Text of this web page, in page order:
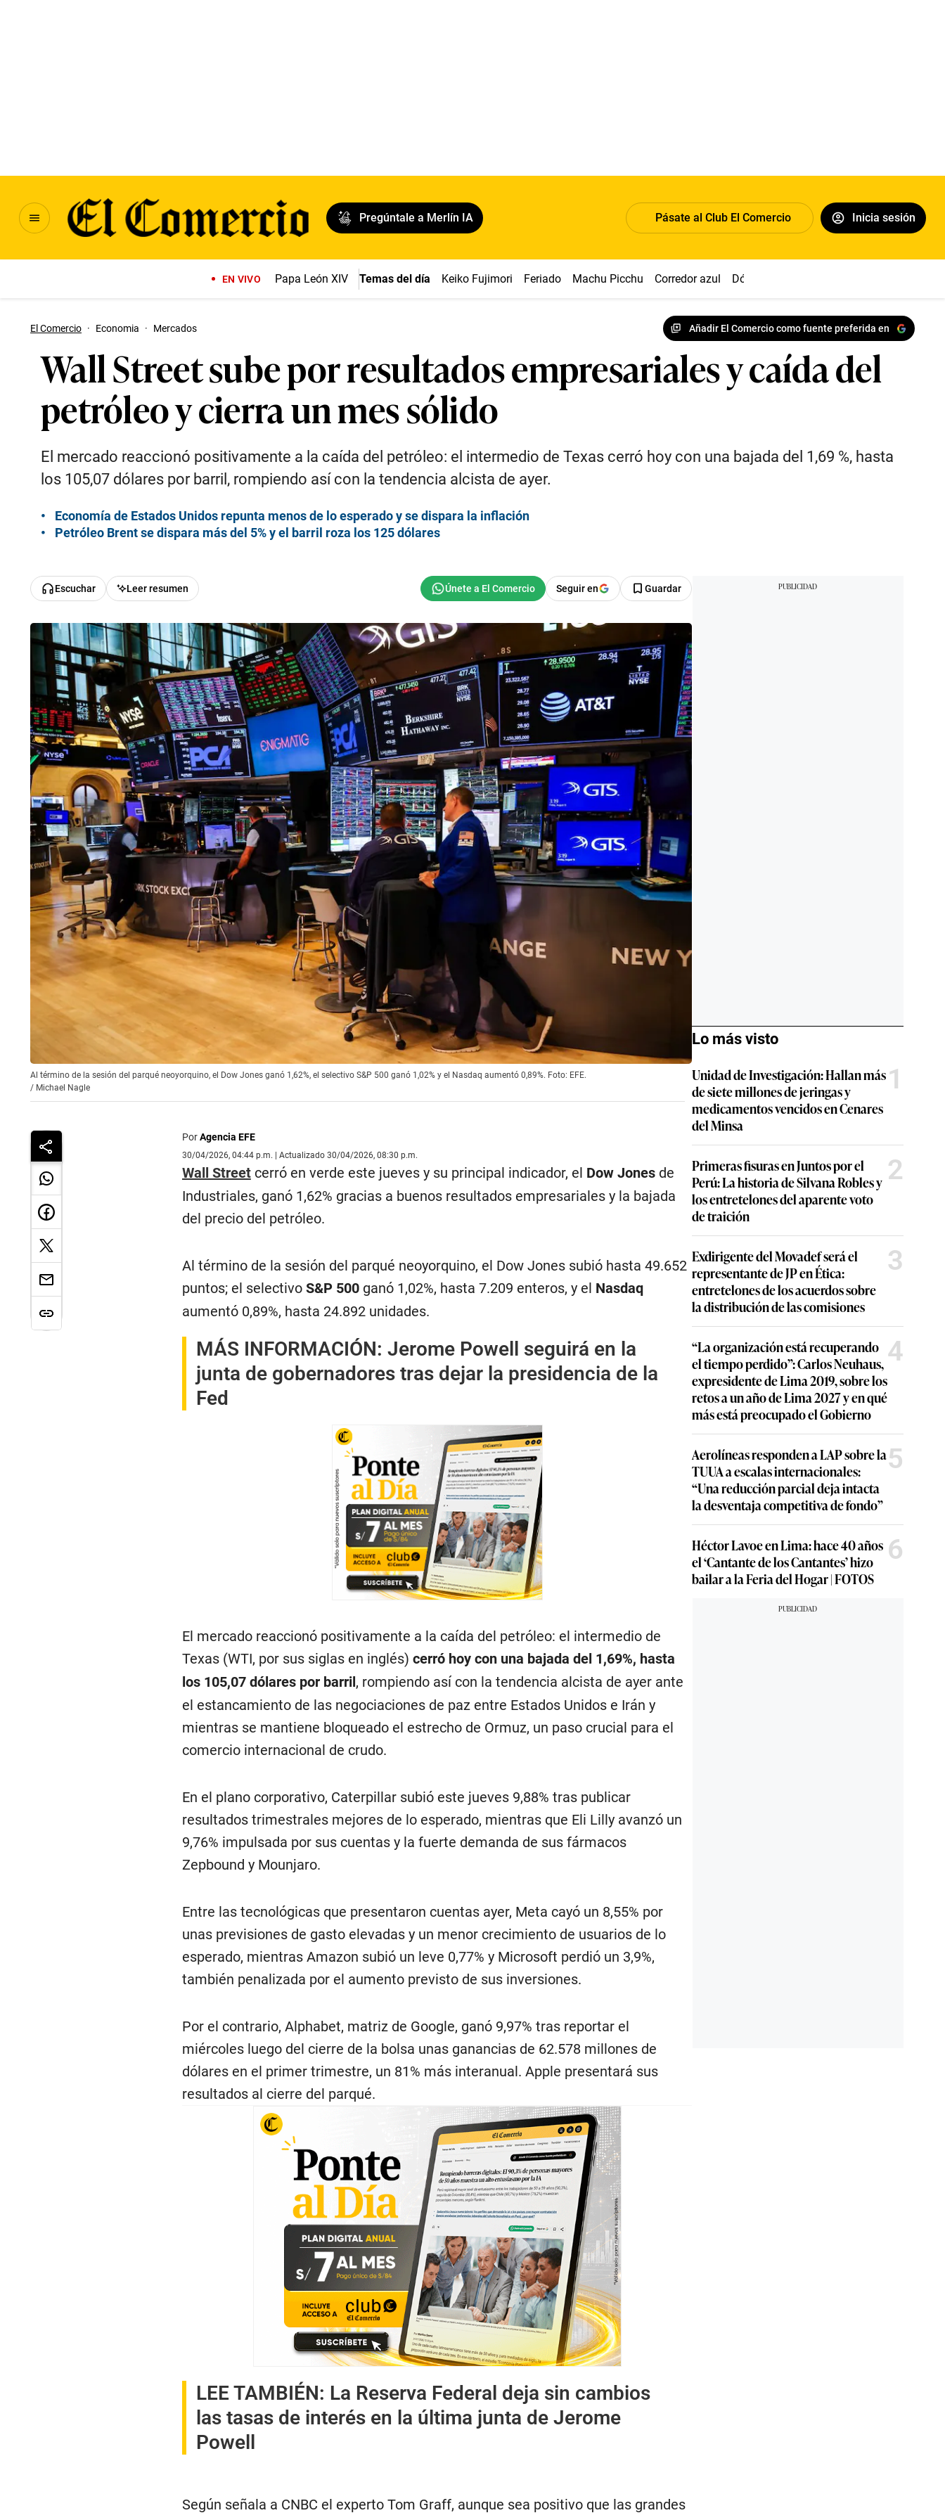
Pregúntale a Merlín IA Pásate al Club El Comercio Inicia sesión
EN VIVO Papa León XIV Temas del día Keiko Fujimori Feriado Machu Picchu Corredor azul Dólar
El Comercio · Economia · Mercados Añadir El Comercio como fuente preferida en
Wall Street sube por resultados empresariales y caída del
petróleo y cierra un mes sólido
El mercado reaccionó positivamente a la caída del petróleo: el intermedio de Texas cerró hoy con una bajada del 1,69 %, hasta
los 105,07 dólares por barril, rompiendo así con la tendencia alcista de ayer.
Economía de Estados Unidos repunta menos de lo esperado y se dispara la inflación
Petróleo Brent se dispara más del 5% y el barril roza los 125 dólares
Escuchar Leer resumen Seguir en Guardar
Al término de la sesión del parqué neoyorquino, el Dow Jones ganó 1,62%, el selectivo S&P 500 ganó 1,02% y el Nasdaq aumentó 0,89%. Foto: EFE.
/ Michael Nagle
PorAgencia EFE
30/04/2026, 04:44 p.m. | Actualizado 30/04/2026, 08:30 p.m.
Wall Streetcerró en verde este jueves y su principal indicador, el Dow Jonesde
Industriales, ganó 1,62% gracias a buenos resultados empresariales y la bajada
del precio del petróleo.
Al término de la sesión del parqué neoyorquino, el Dow Jones subió hasta 49.652
puntos; el selectivo S&P 500ganó 1,02%, hasta 7.209 enteros, y el Nasdaq
aumentó 0,89%, hasta 24.892 unidades.
MÁS INFORMACIÓN: Jerome Powell seguirá en la
junta de gobernadores tras dejar la presidencia de la
Fed
El mercado reaccionó positivamente a la caída del petróleo: el intermedio de
Texas (WTI, por sus siglas en inglés) cerró hoy con una bajada del 1,69%, hasta
los 105,07 dólares por barril, rompiendo así con la tendencia alcista de ayer ante
el estancamiento de las negociaciones de paz entre Estados Unidos e Irán y
mientras se mantiene bloqueado el estrecho de Ormuz, un paso crucial para el
comercio internacional de crudo.
En el plano corporativo, Caterpillar subió este jueves 9,88% tras publicar
resultados trimestrales mejores de lo esperado, mientras que Eli Lilly avanzó un
9,76% impulsada por sus cuentas y la fuerte demanda de sus fármacos
Zepbound y Mounjaro.
Entre las tecnológicas que presentaron cuentas ayer, Meta cayó un 8,55% por
unas previsiones de gasto elevadas y un menor crecimiento de usuarios de lo
esperado, mientras Amazon subió un leve 0,77% y Microsoft perdió un 3,9%,
también penalizada por el aumento previsto de sus inversiones.
Por el contrario, Alphabet, matriz de Google, ganó 9,97% tras reportar el
miércoles luego del cierre de la bolsa unas ganancias de 62.578 millones de
dólares en el primer trimestre, un 81% más interanual. Apple presentará sus
resultados al cierre del parqué.
LEE TAMBIÉN: La Reserva Federal deja sin cambios
las tasas de interés en la última junta de Jerome
Powell
Según señala a CNBC el experto Tom Graff, aunque sea positivo que las grandes
Lo más visto
Unidad de Investigación: Hallan más
de siete millones de jeringas y
medicamentos vencidos en Cenares
del Minsa
1
Primeras fisuras en Juntos por el
Perú: La historia de Silvana Robles y
los entretelones del aparente voto
de traición
2
Exdirigente del Movadef será el
representante de JP en Ética:
entretelones de los acuerdos sobre
la distribución de las comisiones
3
“La organización está recuperando
el tiempo perdido”: Carlos Neuhaus,
expresidente de Lima 2019, sobre los
retos a un año de Lima 2027 y en qué
más está preocupado el Gobierno
4
Aerolíneas responden a LAP sobre la
TUUA a escalas internacionales:
“Una reducción parcial deja intacta
la desventaja competitiva de fondo”
5
Héctor Lavoe en Lima: hace 40 años
el ‘Cantante de los Cantantes’ hizo
bailar a la Feria del Hogar | FOTOS
6